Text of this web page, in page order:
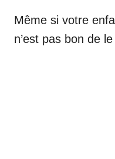
Même si votre
n’est pas bon de